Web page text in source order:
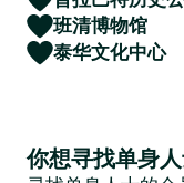
班清博物馆
泰华文化中心
你想寻找单身